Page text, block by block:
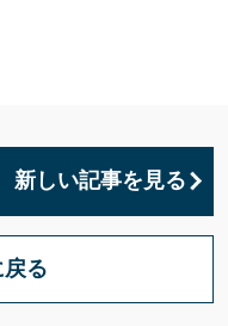
新しい記事を見る
る